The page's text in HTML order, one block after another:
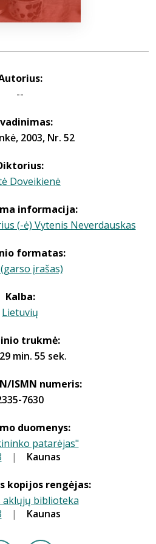
--
2003, Nr. 52
Doveikienė
informacija:
(-ė) Vytenis Neverdauskas
formatas:
įrašas)
Kalba:
Lietuvių
trukmė:
min. 55 sek.
ISMN numeris:
7630
duomenys:
patarėjas"
| Kaunas
kopijos rengėjas:
aklųjų biblioteka
| Kaunas